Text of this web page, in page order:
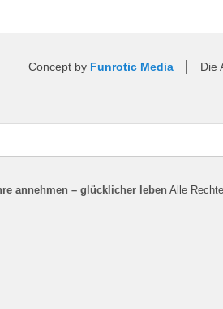
Concept by Funrotic Media│ Die
annehmen – glücklicher leben Alle